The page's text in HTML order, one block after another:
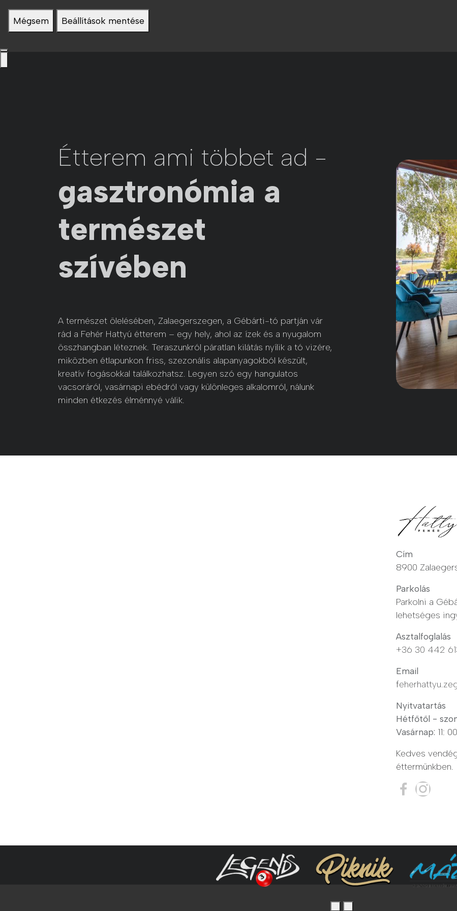
Mégsem Beállítások mentése
Étterem ami többet ad -
gasztronómia a
természet
szívében
A természet ölelésében, Zalaegerszegen, a Gébárti-tó partján vár
rád a Fehér Hattyú étterem – egy hely, ahol az ízek és a nyugalom
összhangban léteznek. Teraszunkról páratlan kilátás nyílik a tó vizére,
miközben étlapunkon friss, szezonális alapanyagokból készült,
kreatív fogásokkal találkozhatsz. Legyen szó egy hangulatos
vacsoráról, vasárnapi ebédről vagy különleges alkalomról, nálunk
minden étkezés élménnyé válik.
Cím
8900
Parkolás
Parkolni a
lehetséges
Asztalfoglalás
+36 30 442
Email
f
Nyitvatartás
Hétfőtől -
Vasárnap: 11:
Kedves
éttermünkben.